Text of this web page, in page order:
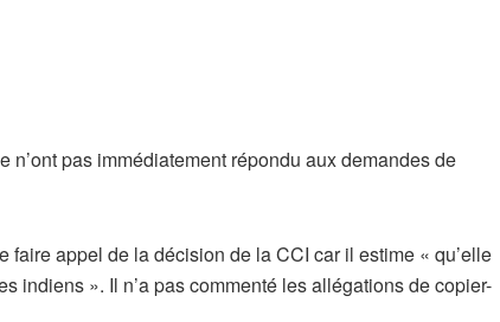
pas immédiatement répondu aux demandes de
appel de la décision de la CCI car il estime « qu’elle
indiens ». Il n’a pas commenté les allégations de copier-